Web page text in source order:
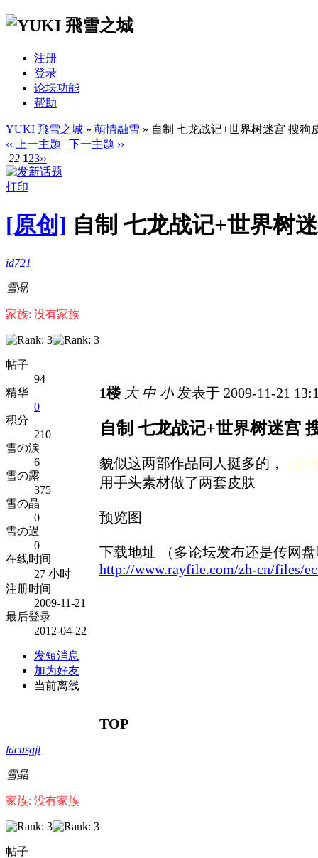
注册
登录
论坛功能
帮助
YUKI 飛雪之城 » 萌情融雪 » 自制 七龙战记+世界树迷宫 搜狗
‹‹ 上一主题 | 下一主题 ››
22 123››
打印
[原创] 自制 七龙战记+世界树
id721
雪晶
家族: 没有家族
帖子
94
精华
0
积分
210
雪の涙
6
雪の露
375
雪の晶
0
雪の過
0
在线时间
27 小时
注册时间
2009-11-21
最后登录
2012-04-22
发短消息
加为好友
当前离线
1楼 大 中 小 发表于 2009-11-21
自制 七龙战记+世界树迷宫
貌似这两部作品同人挺多的， (还
用手头素材做了两套皮肤
预览图
下载地址 （多论坛发布还是传网
http://www.rayfile.com/zh-cn/files/
TOP
lacusgjl
雪晶
家族: 没有家族
帖子